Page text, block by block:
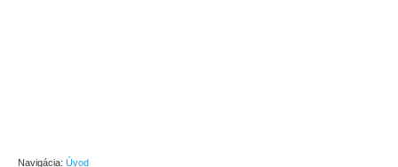
Navigácia: Úvod